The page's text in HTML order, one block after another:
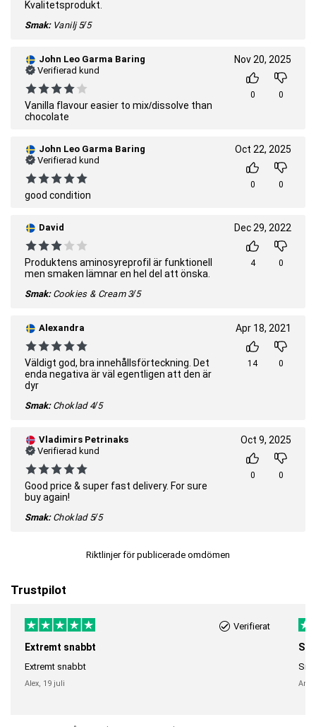
Kvalitetsprodukt.
Smak: Vanilj 5/5
John Leo Garma Baring
Verifierad kund
Vanilla flavour easier to mix/dissolve than
chocolate
Nov 20, 2025
0 0
John Leo Garma Baring
Verifierad kund
good condition
Oct 22, 2025
0 0
David
Produktens aminosyreprofil är funktionell
men smaken lämnar en hel del att önska.
Smak: Cookies & Cream 3/5
Dec 29, 2022
4 0
Alexandra
Väldigt god, bra innehållsförteckning. Det
enda negativa är väl egentligen att den är
dyr
Smak: Choklad 4/5
Apr 18, 2021
14 0
Vladimirs Petrinaks
Verifierad kund
Good price & super fast delivery. For sure
buy again!
Smak: Choklad 5/5
Oct 9, 2025
0 0
Riktlinjer för publicerade omdömen
Trustpilot
Verifierat
Extremt snabbt
Extremt snabbt
Alex, 19 juli